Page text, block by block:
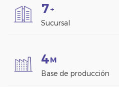
7+
Sucursal
4M
Base de producción